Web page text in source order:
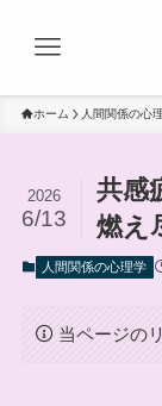
ホーム 人間関係の心
共感
燃え
2026
6/13
人間関係の心理学
当ページの